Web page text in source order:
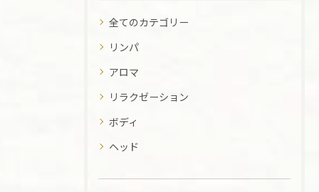
全てのカテゴリー
リンパ
アロマ
リラクゼーション
ボディ
ヘッド